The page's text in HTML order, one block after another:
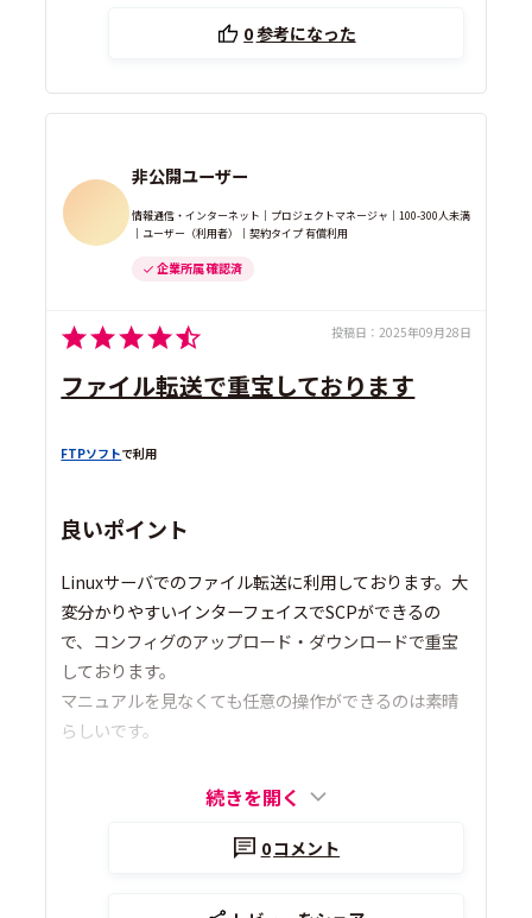
0参考になった
非公開ユーザー
情報通信・インターネット｜プロジェクトマネージャ｜100-300人未満
｜ユーザー（利用者）｜契約タイプ 有償利用
企業所属 確認済
投稿日： 2025年09月28日
ファイル転送で重宝しております
FTPソフトで利用
良いポイント
Linuxサーバでのファイル転送に利用しております。大
変分かりやすいインターフェイスでSCPができるの
で、コンフィグのアップロード・ダウンロードで重宝
しております。
マニュアルを見なくても任意の操作ができるのは素晴
らしいです。
続きを開く
0コメント